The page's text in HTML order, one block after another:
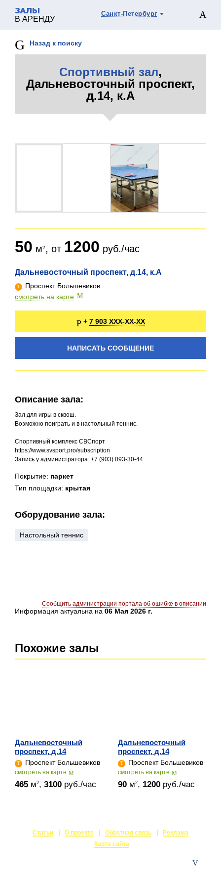
ЗАЛЫ
В АРЕНДУ
Санкт-Петербург
Назад к поиску
Спортивный зал,
Дальневосточный проспект,
д.14, к.А
Дальневосточный проспект, д.14, к.А
Проспект Большевиков
смотреть на карте
50 м , от 1200 руб./час
+ 7 903 XXX-XX-XX
НАПИСАТЬ СООБЩЕНИЕ
Описание зала:
Зал для игры в сквош.
Возможно поиграть и в настольный теннис.
Спортивный комплекс СВСпорт
https://www.svsport.pro/subscription
Запись у администратора: +7 (903) 093-30-44
Покрытие: паркет
Тип площадки: крытая
Оборудование зала:
Настольный теннис
Сообщить администрации портала об ошибке в описании
Информация актуальна на 06 Мая 2026 г.
Похожие залы
Дальневосточный
проспект, д.14
Проспект Большевиков
cмотреть на карте
465 м2, 3100 руб./час
Дальневосточный
проспект, д.14
Проспект Большевиков
cмотреть на карте
90 м2, 1200 руб./час
Статьи О проекте Обратная связь
Реклама
Карта сайта